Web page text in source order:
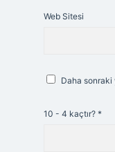
Web Sitesi
Daha sonraki
10 - 4 kaçtır? *